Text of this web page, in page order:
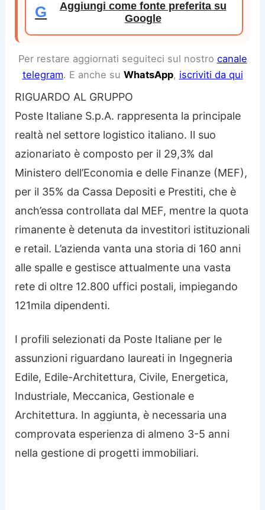
G
Aggiungi come fonte preferita su
Google
Per restare aggiornati seguiteci sul nostro canale
telegram. E anche su WhatsApp, iscriviti da qui
RIGUARDO AL GRUPPO
Poste Italiane S.p.A. rappresenta la principale
realtà nel settore logistico italiano. Il suo
azionariato è composto per il 29,3% dal
Ministero dell’Economia e delle Finanze (MEF),
per il 35% da Cassa Depositi e Prestiti, che è
anch’essa controllata dal MEF, mentre la quota
rimanente è detenuta da investitori istituzionali
e retail. L’azienda vanta una storia di 160 anni
alle spalle e gestisce attualmente una vasta
rete di oltre 12.800 uffici postali, impiegando
121mila dipendenti.
I profili selezionati da Poste Italiane per le
assunzioni riguardano laureati in Ingegneria
Edile, Edile-Architettura, Civile, Energetica,
Industriale, Meccanica, Gestionale e
Architettura. In aggiunta, è necessaria una
comprovata esperienza di almeno 3-5 anni
nella gestione di progetti immobiliari.